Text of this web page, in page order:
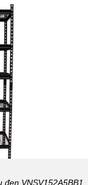
VNSV152A5BB1